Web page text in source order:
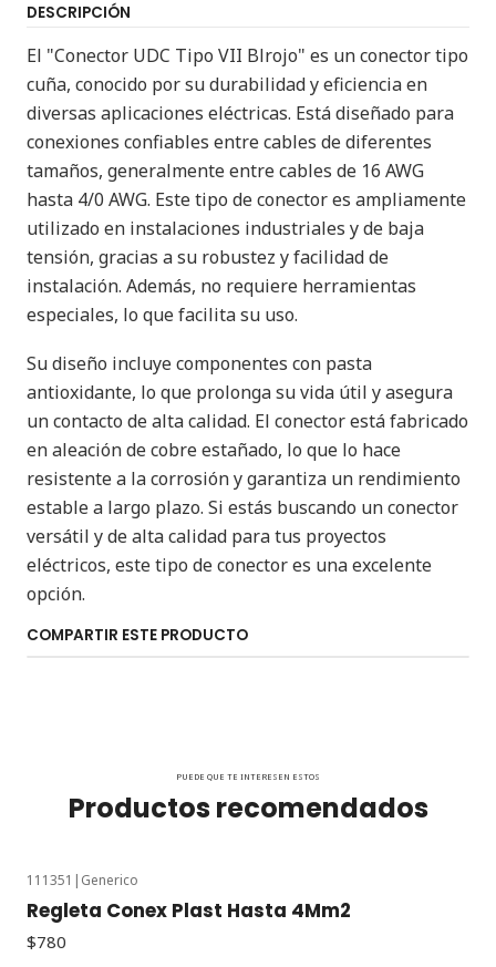
DESCRIPCIÓN
El "Conector UDC Tipo VII Blrojo" es un conector tipo
cuña, conocido por su durabilidad y eficiencia en
diversas aplicaciones eléctricas. Está diseñado para
conexiones confiables entre cables de diferentes
tamaños, generalmente entre cables de 16 AWG
hasta 4/0 AWG. Este tipo de conector es ampliamente
utilizado en instalaciones industriales y de baja
tensión, gracias a su robustez y facilidad de
instalación. Además, no requiere herramientas
especiales, lo que facilita su uso.
Su diseño incluye componentes con pasta
antioxidante, lo que prolonga su vida útil y asegura
un contacto de alta calidad. El conector está fabricado
en aleación de cobre estañado, lo que lo hace
resistente a la corrosión y garantiza un rendimiento
estable a largo plazo. Si estás buscando un conector
versátil y de alta calidad para tus proyectos
eléctricos, este tipo de conector es una excelente
opción.
COMPARTIR ESTE PRODUCTO
PUEDE QUE TE INTERESEN ESTOS
Productos recomendados
111351 | Generico
Regleta Conex Plast Hasta 4Mm2
$780